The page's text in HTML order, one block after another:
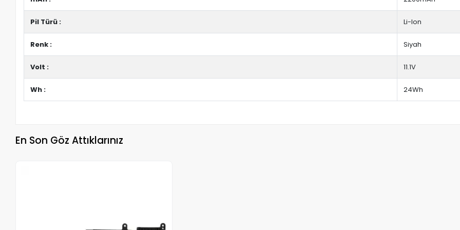
Pil Türü : Li-Ion
Renk : Siyah
Volt : 11.1V
Wh : 24Wh
En Son Göz Attıklarınız